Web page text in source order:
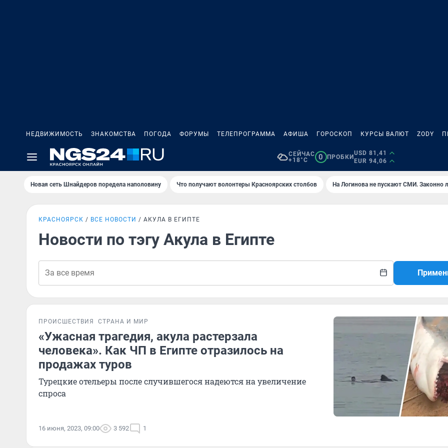
НЕДВИЖИМОСТЬ ЗНАКОМСТВА ПОГОДА ФОРУМЫ ТЕЛЕПРОГРАММА АФИША ГОРОСКОП КУРСЫ ВАЛЮТ ZODY
СЕЙЧАС
+18°C
0 ПРОБКИ
USD 81,41
EUR 94,06
Новая сеть Шнайдеров поредела наполовину Что получают волонтеры Красноярских столбов На Логинова не пускают СМИ. Законно
КРАСНОЯРСК ВСЕ НОВОСТИ АКУЛА В ЕГИПТЕ
Новости по тэгу Акула в Египте
ПРОИСШЕСТВИЯ СТРАНА И МИР
«Ужасная трагедия, акула растерзала
человека». Как ЧП в Египте отразилось на
продажах туров
Турецкие отельеры после случившегося надеются на увеличение
спроса
16 июня, 2023, 09:00 3 592 1